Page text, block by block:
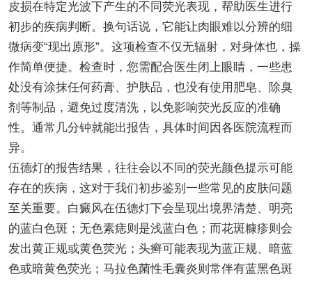
皮损在特定光波下产生的不同荧光表现，帮助医生进行
初步的疾病判断。换句话说，它能让肉眼难以分辨的细
微病变“现出原形”。这项检查不仅无辐射，对身体也，操
作简单便捷。检查时，您需配合医生闭上眼睛，一些患
处没有涂抹任何药膏、护肤品，也没有使用肥皂、除臭
剂等制品，避免过度清洗，以免影响荧光反应的准确
性。通常几分钟就能出报告，具体时间因各医院流程而
异。
伍德灯的报告结果，往往会以不同的荧光颜色提示可能
存在的疾病，这对于我们初步鉴别一些常见的皮肤问题
至关重要。白癜风在伍德灯下会呈现出境界清楚、明亮
的蓝白色斑；无色素痣则是浅蓝白色；而花斑糠疹则会
发出黄正规或黄色荧光；头癣可能表现为蓝正规、暗蓝
色或暗黄色荧光；马拉色菌性毛囊炎则常伴有蓝黑色斑